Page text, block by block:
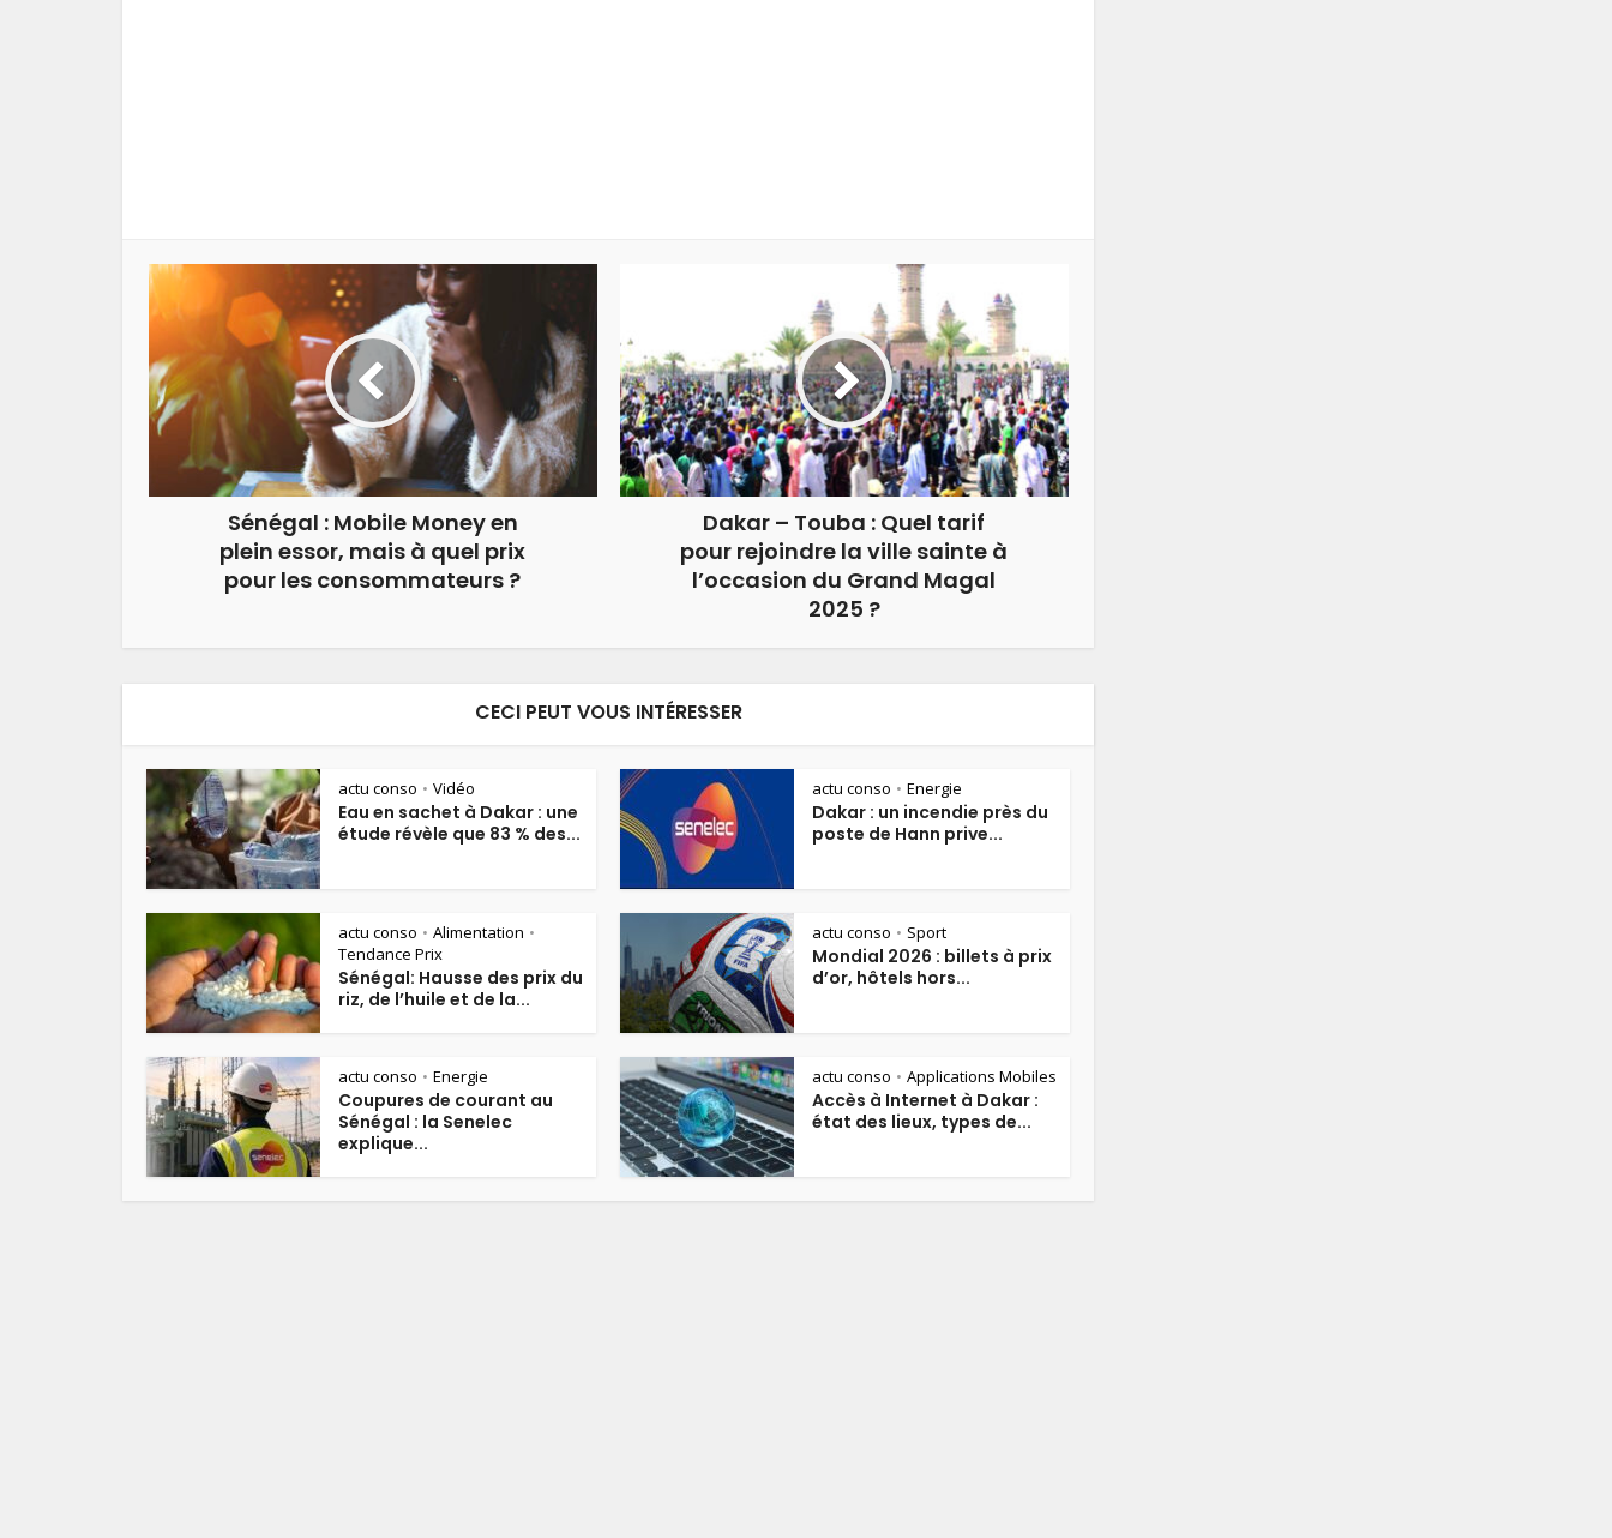
Sénégal : Mobile Money en
plein essor, mais à quel prix
pour les consommateurs ?
Dakar – Touba : Quel tarif
pour rejoindre la ville sainte à
l’occasion du Grand Magal
2025 ?
CECI PEUT VOUS INTÉRESSER
actu conso • Vidéo
Eau en sachet à Dakar : une
étude révèle que 83 % des...
actu conso • Energie
Dakar : un incendie près du
poste de Hann prive...
actu conso • Alimentation •
Tendance Prix
Sénégal: Hausse des prix du
riz, de l’huile et de la...
actu conso • Sport
Mondial 2026 : billets à prix
d’or, hôtels hors...
actu conso • Energie
Coupures de courant au
Sénégal : la Senelec
explique...
actu conso • Applications Mobiles
Accès à Internet à Dakar :
état des lieux, types de...